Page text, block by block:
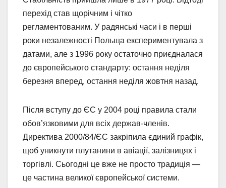
перехід став щорічним і чітко
регламентованим. У радянські часи і в перші
роки незалежності Польща експериментувала з
датами, але з 1996 року остаточно приєдналася
до європейського стандарту: остання неділя
березня вперед, остання неділя жовтня назад.
Після вступу до ЄС у 2004 році правила стали
обов’язковими для всіх держав-членів.
Директива 2000/84/ЄС закріпила єдиний графік,
щоб уникнути плутанини в авіації, залізницях і
торгівлі. Сьогодні це вже не просто традиція —
це частина великої європейської системи.